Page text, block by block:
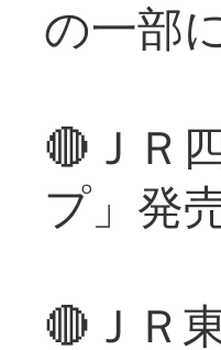
の一部
🔴ＪＲ
プ」発
🔴ＪＲ